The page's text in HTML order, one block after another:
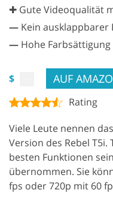
✚ Gute Videoqualität
— Kein ausklappbarer
— Hohe
$ AUF
Rating
Viele Leute nennen das
Version des Rebel
besten Funktionen
übernommen. Sie
fps oder 720p mit 60